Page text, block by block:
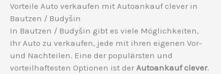
Vorteile Auto verkaufen mit Autoankauf clever in
Bautzen / Budyšin
In Bautzen / Budyšin gibt es viele Möglichkeiten,
Ihr Auto zu verkaufen, jede mit ihren eigenen Vor-
und Nachteilen. Eine der populärsten und
vorteilhaftesten Optionen ist der Autoankauf clever.